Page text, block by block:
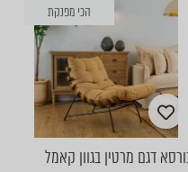
הכי מפנקת
דגם מרטין בגוון קאמל